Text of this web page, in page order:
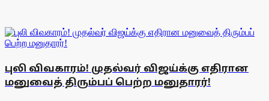
புலி விவகாரம்! முதல்வர் விஜய்க்கு எதிரான
மனுவைத் திரும்பப் பெற்ற மனுதாரர்!